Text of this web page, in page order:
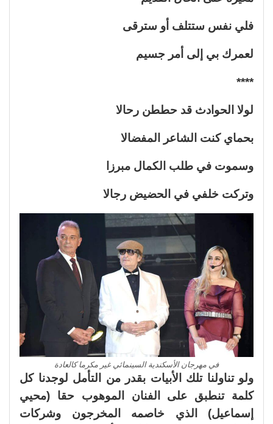
فلي نفس ستتلف أو سترقى
لعمرك بي إلى أمر جسيم
****
لولا الحوادث قد حططن رحالا
بحماي كنت الشاعر المفضالا
وسموت في طلب الكمال مبرزا
وتركت خلفي في الحضيض رجالا
في مهرجان الأسكندية السينمائي غير مكرما كالعادة
ولو تناولنا تلك الأبيات بقدر من التأمل لوجدنا كل
كلمة تنطبق على الفنان الموهوب حقا (محيي
إسماعيل) الذي خاصمه المخرجون وشركات